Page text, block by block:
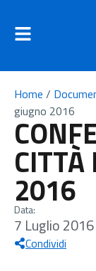
Home /
giugno 2016
2016
Data:
7 Luglio 2016
Condividi